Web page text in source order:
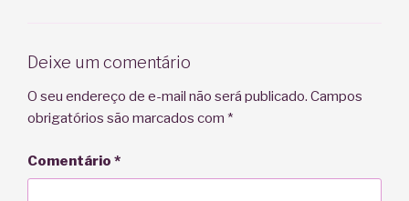
Deixe um comentário
O seu endereço de e-mail não será publicado. Campos
obrigatórios são marcados com *
Comentário *